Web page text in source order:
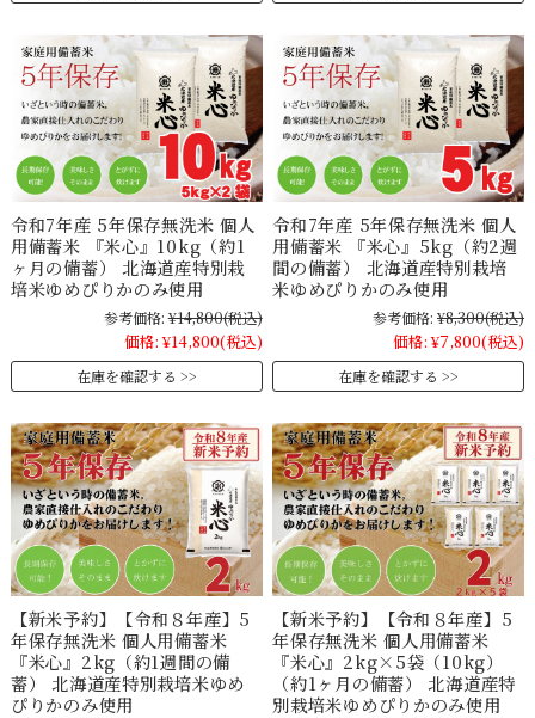
令和7年産 5年保存無洗米 個人
用備蓄米 『米心』10kg（約1
ヶ月の備蓄） 北海道産特別栽
培米ゆめぴりかのみ使用
参考価格: ¥14,800(税込)
価格:¥14,800(税込)
在庫を確認する
令和7年産 5年保存無洗米 個人
用備蓄米 『米心』5kg（約2週
間の備蓄） 北海道産特別栽培
米ゆめぴりかのみ使用
参考価格: ¥8,300(税込)
価格: ¥7,800(税込)
在庫を確認する
【新米予約】【令和８年産】5
年保存無洗米 個人用備蓄米
『米心』2kg（約1週間の備
蓄） 北海道産特別栽培米ゆめ
ぴりかのみ使用
【新米予約】【令和８年産】5
年保存無洗米 個人用備蓄米
『米心』2kg×5袋（10kg）
（約1ヶ月の備蓄） 北海道産特
別栽培米ゆめぴりかのみ使用